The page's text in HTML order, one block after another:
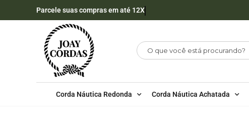
Parcele suas compras em até 12X
Corda Náutica Redonda Corda Náutica Achatada